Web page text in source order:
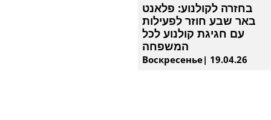
בחזרה לקולנוע: פלאנט
באר שבע חוזר לפעילות
עם חגיגת קולנוע לכל
המשפחה
Воскресенье| 19.04.26